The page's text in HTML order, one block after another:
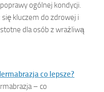
ogólnej kondycji.
kluczem do zdrowej i
dla osób z wrażliwą
co lepsze?
– co